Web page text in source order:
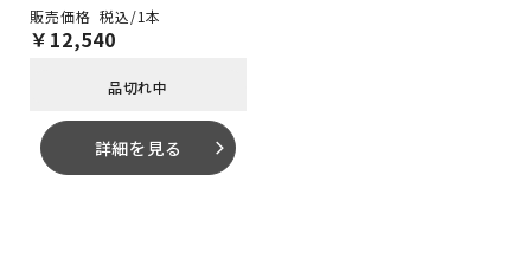
税込/1本
￥ 12,540
品切れ中
詳細を見る arrow_forward_ios